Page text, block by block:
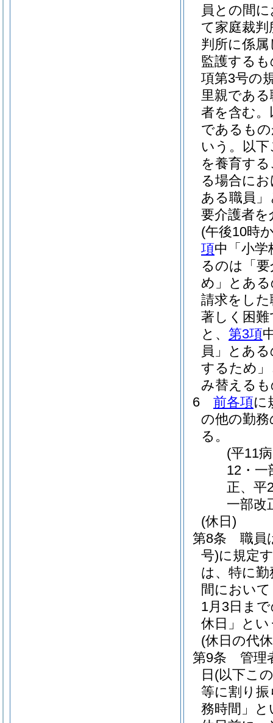
員との間
て家庭裁
判所に係
監護する
項第3号の
里親であ
者を含む
であるも
いう。以
を養育す
る場合に
ある職員
要介護者
(午後10時
項中「小
るのは「
め」とあ
請求をし
著しく困
と、 第3項
員」とあ
するため
み替える
6
前各項に
の他の勤
る。
(平11
12・一
正、平
一部改
(休日)
第8条
職員
号)に規定
は、特に
間におい
1月3日ま
休日」とい
(休日の代
第9条
管理
日 (以下こ
等に割り
務時間」と